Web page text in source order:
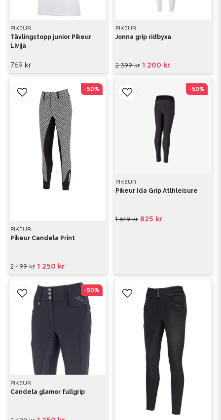
PIKEUR
Tävlingstopp junior Pikeur
Livija
769 kr
PIKEUR
Jonna grip ridbyxa
2 399 kr 1 200 kr
PIKEUR
Pikeur Candela Print
2 499 kr 1 250 kr
-50%
-50%
PIKEUR
Pikeur Ida Grip Atlhleisure
1 649 kr 825 kr
-50%
-50%
PIKEUR
Candela glamor fullgrip
-50%
-50%